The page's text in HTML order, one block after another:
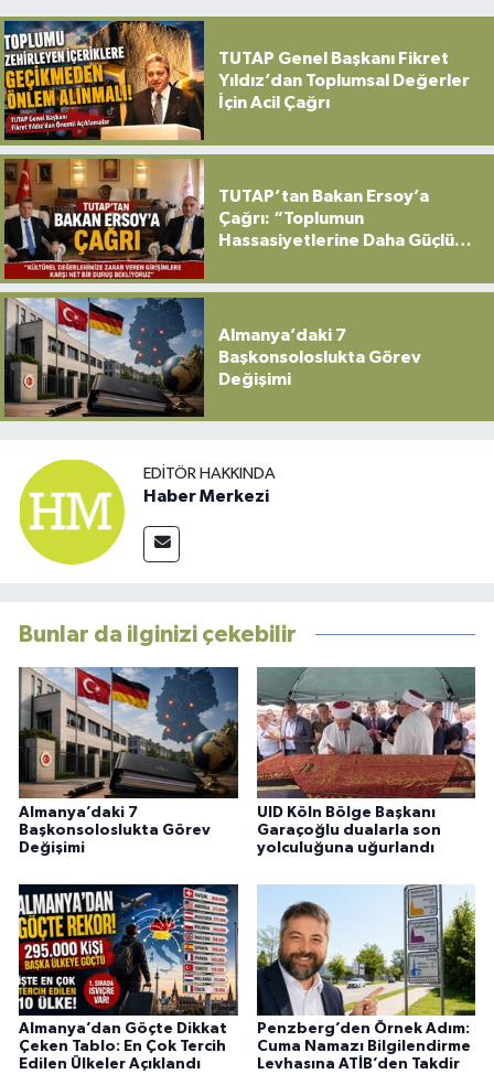
TUTAP Genel Başkanı Fikret
Yıldız’dan Toplumsal Değerler
İçin Acil Çağrı
TUTAP’tan Bakan Ersoy’a
Çağrı: “Toplumun
Hassasiyetlerine Daha Güçlü
Almanya’daki 7
Başkonsoloslukta Görev
Değişimi
EDITÖR HAKKINDA
Haber Merkezi
Bunlar da ilginizi çekebilir
Almanya’daki 7
Başkonsoloslukta Görev
Değişimi
UID Köln Bölge Başkanı
Garaçoğlu dualarla son
yolculuğuna uğurlandı
Almanya’dan Göçte Dikkat
Çeken Tablo: En Çok Tercih
Edilen Ülkeler Açıklandı
Penzberg’den Örnek Adım:
Cuma Namazı Bilgilendirme
Levhasına ATİB’den Takdir